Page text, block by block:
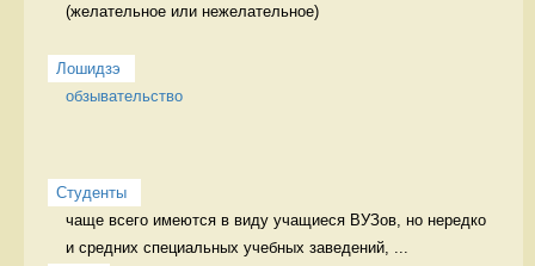
(желательное или нежелательное)
Лошидзэ
обзывательство
Студенты
чаще всего имеются в виду учащиеся ВУЗов, но нередко
и средних специальных учебных заведений, ...